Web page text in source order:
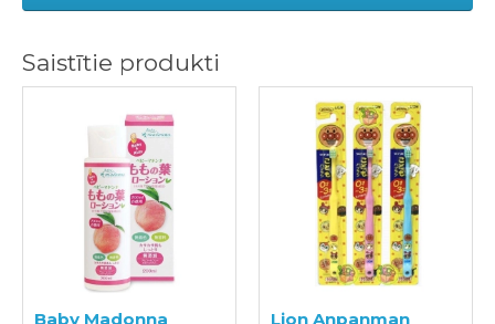
Saistītie produkti
Baby Madonna Lion Anpanman